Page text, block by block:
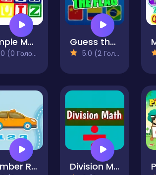
Simple Math Quiz
0 (0 Голосів)
Guess the flags
5.0 (2 Голосів)
Number Race Division Math Quiz